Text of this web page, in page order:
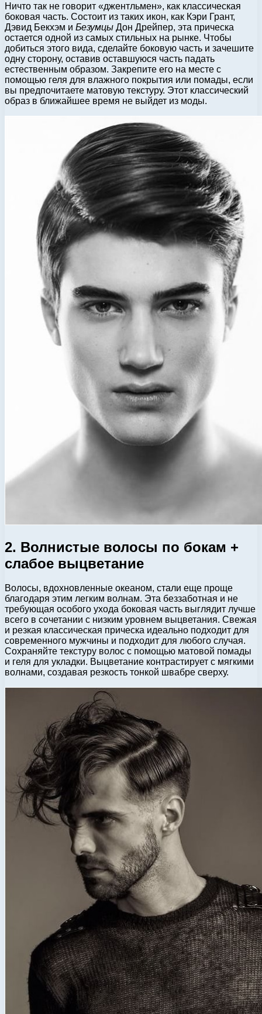
Ничто так не говорит «джентльмен», как классическая
боковая часть. Состоит из таких икон, как Кэри Грант,
Дэвид Бекхэм и Безумцы Дон Дрейпер, эта прическа
остается одной из самых стильных на рынке. Чтобы
добиться этого вида, сделайте боковую часть и зачешите
одну сторону, оставив оставшуюся часть падать
естественным образом. Закрепите его на месте с
помощью геля для влажного покрытия или помады, если
вы предпочитаете матовую текстуру. Этот классический
образ в ближайшее время не выйдет из моды.
2. Волнистые волосы по бокам +
слабое выцветание
Волосы, вдохновленные океаном, стали еще проще
благодаря этим легким волнам. Эта беззаботная и не
требующая особого ухода боковая часть выглядит лучше
всего в сочетании с низким уровнем выцветания. Свежая
и резкая классическая прическа идеально подходит для
современного мужчины и подходит для любого случая.
Сохраняйте текстуру волос с помощью матовой помады
и геля для укладки. Выцветание контрастирует с мягкими
волнами, создавая резкость тонкой швабре сверху.